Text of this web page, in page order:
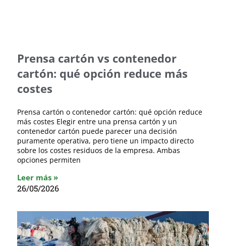
Prensa cartón vs contenedor
cartón: qué opción reduce más
costes
Prensa cartón o contenedor cartón: qué opción reduce
más costes Elegir entre una prensa cartón y un
contenedor cartón puede parecer una decisión
puramente operativa, pero tiene un impacto directo
sobre los costes residuos de la empresa. Ambas
opciones permiten
Leer más »
26/05/2026